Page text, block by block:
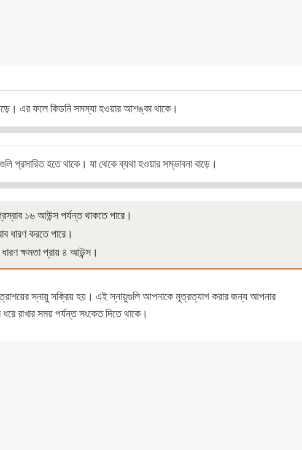
পড়ে। এর ফলে কিডনি সমস্যা হওয়ার আশঙ্কা থাকে।
প্রসারিত হতে থাকে। যা থেকে ব্যথা হওয়ার সম্ভাবনা বাড়ে।
১৬ আউন্স পর্যন্ত থাকতে পারে।
ধারণ করতে পারে।
ক্ষমতা প্রায় ৪ আউন্স।
স্নায়ু সক্রিয় হয়। এই স্নায়ুগুলি আপনাকে মূত্রত্যাগ করার জন্য আপনার
রাখার সময় পর্যন্ত সংকেত দিতে থাকে।